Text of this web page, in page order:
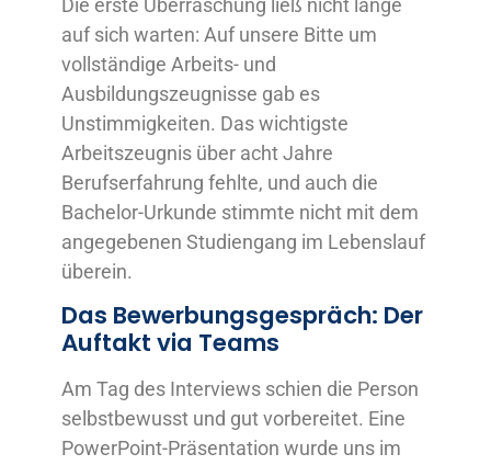
Die erste Überraschung ließ nicht lange
auf sich warten: Auf unsere Bitte um
vollständige Arbeits- und
Ausbildungszeugnisse gab es
Unstimmigkeiten. Das wichtigste
Arbeitszeugnis über acht Jahre
Berufserfahrung fehlte, und auch die
Bachelor-Urkunde stimmte nicht mit dem
angegebenen Studiengang im Lebenslauf
überein.
Das Bewerbungsgespräch: Der
Auftakt via Teams
Am Tag des Interviews schien die Person
selbstbewusst und gut vorbereitet. Eine
PowerPoint-Präsentation wurde uns im